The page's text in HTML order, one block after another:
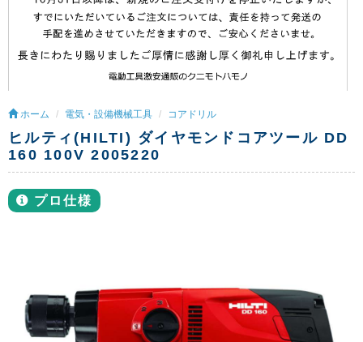
ホーム 電気・設備機械工具 コアドリル
ヒルティ(HILTI) ダイヤモンドコアツール DD
160 100V 2005220
プロ仕様